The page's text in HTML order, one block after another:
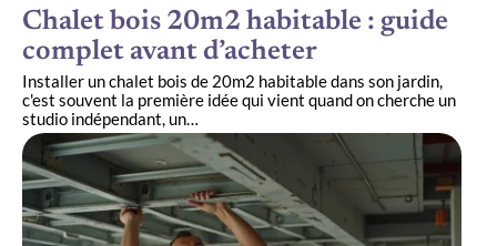
Chalet bois 20m2 habitable : guide
complet avant d’acheter
Installer un chalet bois de 20m2 habitable dans son jardin,
c'est souvent la première idée qui vient quand on cherche un
studio indépendant, un…